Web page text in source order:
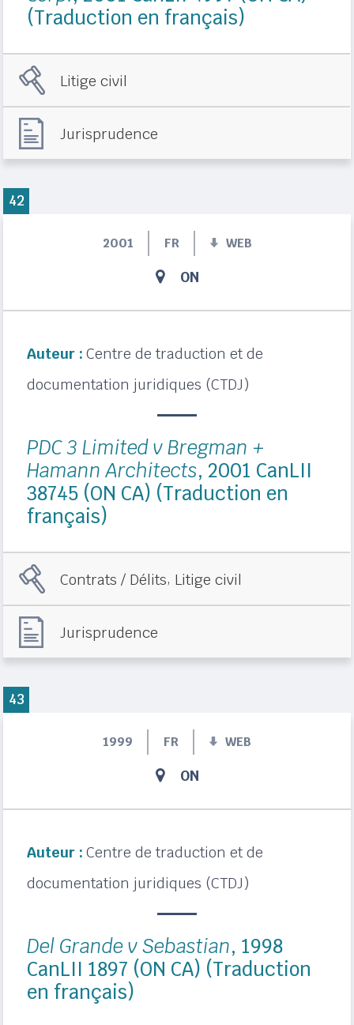
(Traduction en français)
Litige civil
Jurisprudence
2001 FR WEB
ON
Auteur : Centre de traduction et de
documentation juridiques (CTDJ)
PDC 3 Limited v Bregman +
Hamann Architects, 2001 CanLII
38745 (ON CA) (Traduction en
français)
Contrats / Délits, Litige civil
Jurisprudence
42
1999 FR WEB
ON
Auteur : Centre de traduction et de
documentation juridiques (CTDJ)
Del Grande v Sebastian, 1998
CanLII 1897 (ON CA) (Traduction
en français)
43